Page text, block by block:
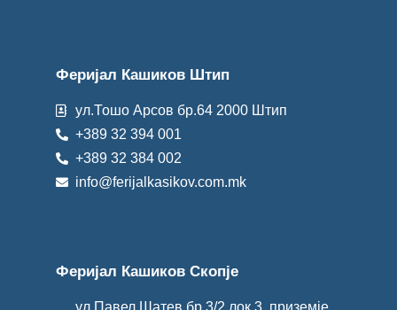
Феријал Кашиков Штип
ул.Тошо Арсов бр.64 2000 Штип
+389 32 394 001
+389 32 384 002
info@ferijalkasikov.com.mk
Феријал Кашиков Скопје